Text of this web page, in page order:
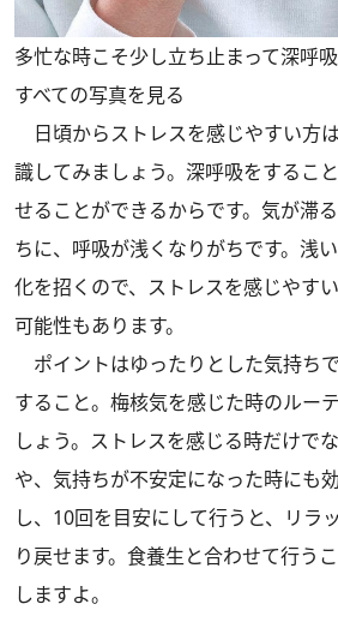
多忙な時こそ少し立ち止まって深呼吸
すべての写真を見る
日頃からストレスを感じやすい方
識してみましょう。深呼吸をするこ
せることができるからです。気が滞
ちに、呼吸が浅くなりがちです。浅
化を招くので、ストレスを感じやす
可能性もあります。
ポイントはゆったりとした気持ち
すること。梅核気を感じた時のルー
しょう。ストレスを感じる時だけで
や、気持ちが不安定になった時にも
し、10回を目安にして行うと、リラ
り戻せます。食養生と合わせて行う
しますよ。